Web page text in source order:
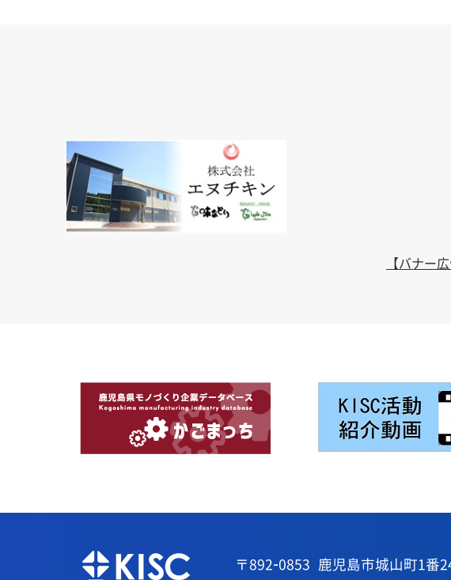
【バナー
〒892-0853 鹿児島市城山町1番